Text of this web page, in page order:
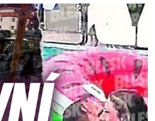
v Polsku: První slova!